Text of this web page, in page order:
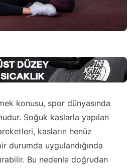
konusu, spor dünyasında
Soğuk kaslarla yapılan
kasların henüz
durumda uygulandığında
Bu nedenle doğrudan